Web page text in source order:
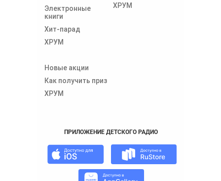
Электронные
книги
Хит-парад
ХРУМ
ХРУМ
Новые акции
Как получить приз
ХРУМ
ПРИЛОЖЕНИЕ ДЕТСКОГО РАДИО